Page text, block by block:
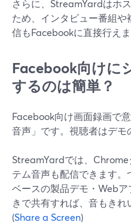
さらに、StreamYardはホ
ため、インタビュー番組
信もFacebookに直接行え
Facebook向けに
するのは簡単？
Facebook向け画面録画で
音声」です。視聴者はデモ
StreamYardでは、
テム音声も配信できます
ベースの製品デモ・Web
きで共有すれば、音もきれ
(Share a Screen)